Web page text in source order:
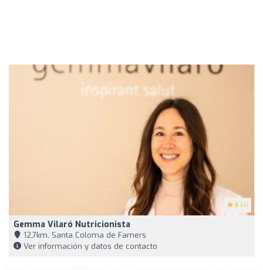
5 (4)
Gemma Vilaró Nutricionista
12,7km, Santa Coloma de Farners
Ver información y datos de contacto